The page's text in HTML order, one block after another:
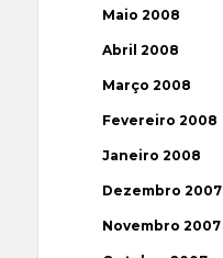
Maio 2008
Abril 2008
Março 2008
Fevereiro 2008
Janeiro 2008
Dezembro 2007
Novembro 2007